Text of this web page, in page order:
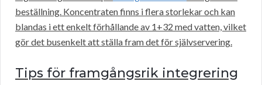
beställning. Koncentraten finns i flera storlekar och kan
blandas i ett enkelt förhållande av 1+32 med vatten, vilket
gör det busenkelt att ställa fram det för självservering.
Tips för framgångsrik integrering